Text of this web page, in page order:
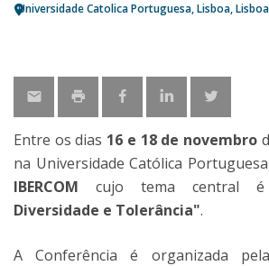
Universidade Catolica Portuguesa Lisboa Lisboa
Entre os dias 16 e 18 de novembro
na Universidade Católica
IBERCOM cujo tema central
Diversidade e Tolerância".
A Conferência é organizada pela